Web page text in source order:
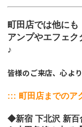
町田店では他にも
アンプやエフェ
♪
皆様のご来店、心よ
﻿::: 町田店までのア
◆新宿 下北沢 新百